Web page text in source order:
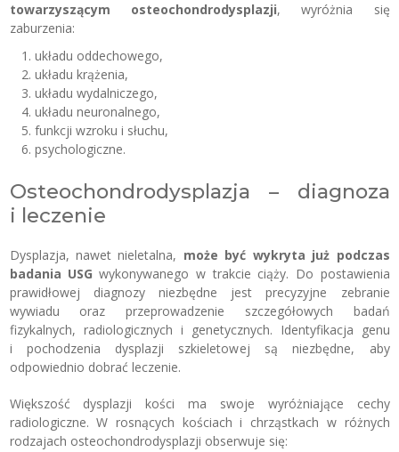
towarzyszącym osteochondrodysplazji, wyróżnia się
zaburzenia:
układu oddechowego,
układu krążenia,
układu wydalniczego,
układu neuronalnego,
funkcji wzroku i słuchu,
psychologiczne.
Osteochondrodysplazja – diagnoza
i leczenie
Dysplazja, nawet nieletalna, może być wykryta już podczas
badania USG wykonywanego w trakcie ciąży. Do postawienia
prawidłowej diagnozy niezbędne jest precyzyjne zebranie
wywiadu oraz przeprowadzenie szczegółowych badań
fizykalnych, radiologicznych i genetycznych. Identyfikacja genu
i pochodzenia dysplazji szkieletowej są niezbędne, aby
odpowiednio dobrać leczenie.
Większość dysplazji kości ma swoje wyróżniające cechy
radiologiczne. W rosnących kościach i chrząstkach w różnych
rodzajach osteochondrodysplazji obserwuje się: